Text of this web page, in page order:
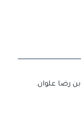
بن رضا علوان.